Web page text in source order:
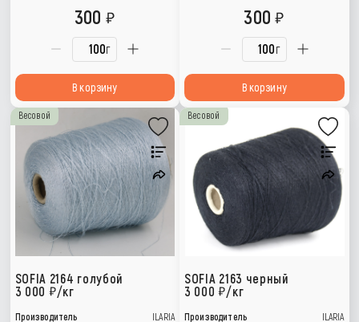
г
300
В корзину
г
300
В корзину
Весовой
SOFIA 2164 голубой
3 000
/кг
Производитель
ILARIA
Весовой
SOFIA 2163 черный
3 000 /кг
Производитель
ILARIA